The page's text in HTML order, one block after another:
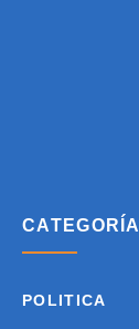
CATEGORÍA
POLITICA